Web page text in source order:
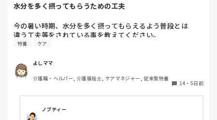
水分を多く摂ってもらうための工夫
今の暑い時期、水分を多く摂ってもらえるよう普段とは
違う工夫等をされている事を教えてください。
特養 ケア
よしママ
介護職・ヘルパー, 介護福祉士, ケアマネジャー, 従来型特養
14 ・ 5日前
ノブティー